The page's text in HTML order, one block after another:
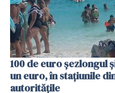
100 de euro șezlongul
un euro, în stațiunile
autoritățile